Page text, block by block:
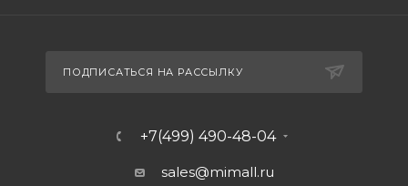
ПОДПИСАТЬСЯ НА РАССЫЛКУ
+7(499) 490-48-04
sales@mimall.ru